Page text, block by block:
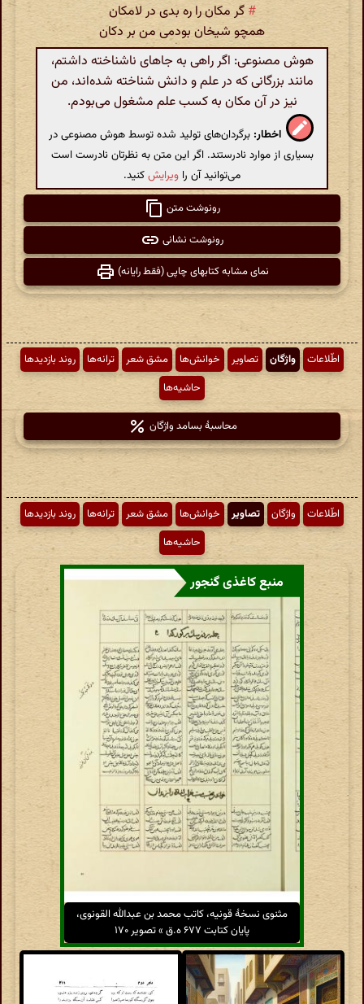
# گر مکان را ره بدی در لامکان
همچو شیخان بودمی من بر دکان
هوش مصنوعی: اگر راهی به جاهای ناشناخته داشتم،
مانند بزرگانی که در علم و دانش شناخته شده‌اند، من
نیز در آن مکان به کسب علم مشغول می‌بودم.
اخطار: برگردان‌های تولید شده توسط هوش مصنوعی در
بسیاری از موارد نادرستند. اگر این متن به نظرتان نادرست است
می‌توانید آن را ویرایشکنید.
رونوشت متن
رونوشت نشانی
نمای مشابه کتابهای چاپی (فقط رایانه)
اطّلاعات واژگان تصاویر خوانش‌ها مشق شعر ترانه‌ها
روند بازدیدها
حاشیه‌ها
محاسبهٔ بسامد واژگان
اطّلاعات واژگان تصاویر خوانش‌ها مشق شعر ترانه‌ها
روند بازدیدها
حاشیه‌ها
منبع کاغذی گنجور
مثنوی نسخهٔ قونیه، کاتب محمد بن عبدالله القونوی،
پایان کتابت ۶۷۷ ه.ق » تصویر ۱۷۰